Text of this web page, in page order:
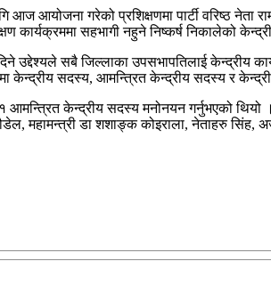
आयोजना गरेको प्रशिक्षणमा पार्टी वरिष्ठ
कार्यक्रममा सहभागी नहुने निष्कर्ष निकालेको
उद्देश्यले सबै जिल्लाका उपसभापतिलाई केन्द्रीय
केन्द्रीय सदस्य, आमन्त्रित केन्द्रीय सदस्य र
आमन्त्रित केन्द्रीय सदस्य मनोनयन गर्नुभएको
महामन्त्री डा शशाङ्क कोइराला, नेताहरु सिंह,